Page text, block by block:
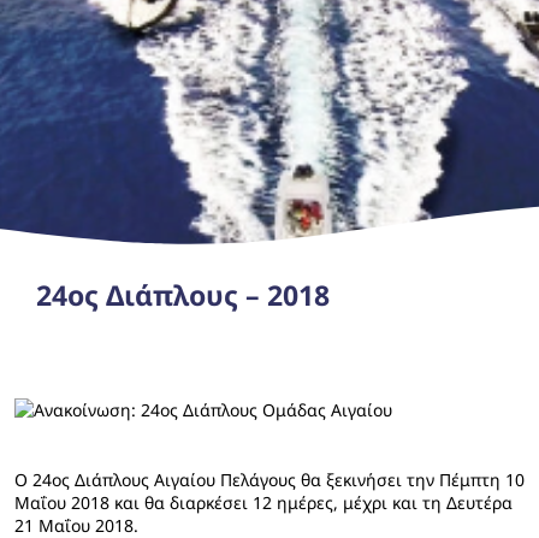
24ος Διάπλους – 2018
Ο 24ος Διάπλους Αιγαίου Πελάγους θα ξεκινήσει την Πέμπτη 10
Μαΐου 2018 και θα διαρκέσει 12 ημέρες, μέχρι και τη Δευτέρα
21 Μαΐου 2018.